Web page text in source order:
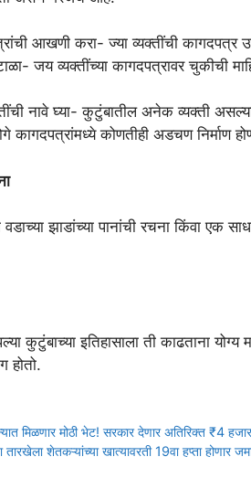
आखणी करा- ज्या व्यक्तींची कागदपत्र
जय व्यक्तींच्या कागदपत्रावर चुकीची
नावे घ्या- कुटुंबातील अनेक व्यक्ती
कागदपत्रांमध्ये कोणतीही अडचण निर्माण
झाडांच्या पानांची रचना किंवा एक
कुटुंबाच्या इतिहासाला ती काढताना योग्य
होतो.
मिळणार मोठी भेट! सरकार देणार अतिरिक्त ₹4
शेतकऱ्यांच्या खात्यावरती 19वा हप्ता होणार